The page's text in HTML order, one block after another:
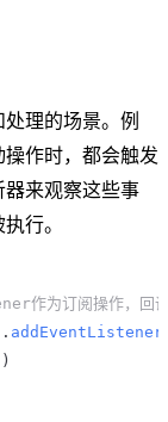
理的场景。例
作时，都会触发
来观察这些事
行。
作为订阅操作，回
addEventListener
)